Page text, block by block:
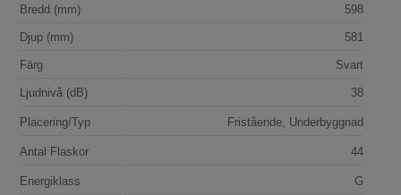
Bredd (mm) 598
Djup (mm) 581
Färg Svart
Ljudnivå (dB) 38
Placering/Typ Fristående, Underbyggnad
Antal Flaskor 44
Energiklass G